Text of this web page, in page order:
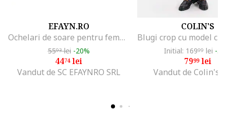
EFAYN.RO
Ochelari de soare pentru femei, model pentru festival, tematica party mood on, EFAYN, Maro
5593lei -20%
4474lei
Vandut de SC EFAYNRO SRL
COLIN'S
Initial: 16999 lei -
7999lei
Vandut de Colin's